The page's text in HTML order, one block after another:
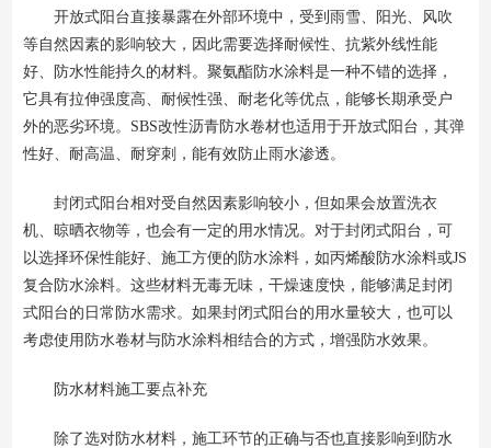
开放式阳台直接暴露在外部环境中，受到雨雪、阳光、风吹
等自然因素的影响较大，因此需要选择耐候性、抗紫外线性能
好、防水性能持久的材料。聚氨酯防水涂料是一种不错的选择，
它具有拉伸强度高、耐候性强、耐老化等优点，能够长期承受户
外的恶劣环境。SBS改性沥青防水卷材也适用于开放式阳台，其弹
性好、耐高温、耐穿刺，能有效防止雨水渗透。
封闭式阳台相对受自然因素影响较小，但如果会放置洗衣
机、晾晒衣物等，也会有一定的用水情况。对于封闭式阳台，可
以选择环保性能好、施工方便的防水涂料，如丙烯酸防水涂料或JS
复合防水涂料。这些材料无毒无味，干燥速度快，能够满足封闭
式阳台的日常防水需求。如果封闭式阳台的用水量较大，也可以
考虑使用防水卷材与防水涂料相结合的方式，增强防水效果。
防水材料施工要点补充
除了选对防水材料，施工环节的正确与否也直接影响到防水